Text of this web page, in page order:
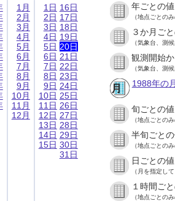
1月
2月
3月
4月
5月
6月
7月
8月
9月
10月
11月
12月
1日
2日
3日
4日
5日
6日
7日
8日
9日
10日
11日
12日
13日
14日
15日
16日
17日
18日
19日
20日
21日
22日
23日
24日
25日
26日
27日
28日
29日
30日
31日
年ごとの
（地点ごとの
３か月ご
（気象台、測
観測開始
（気象台、測
1988年の
旬ごとの
（地点ごとの
半旬ごと
（地点ごとの
日ごとの
（月を指定し
１時間ご
（地点ごとの